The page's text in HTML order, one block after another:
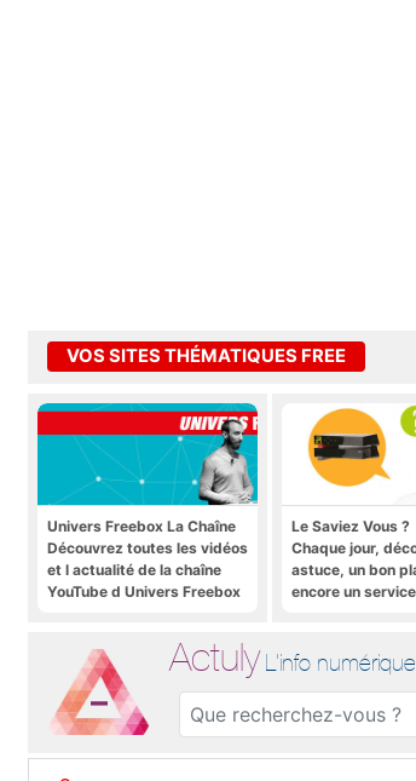
VOS SITES THÉMATIQUES FREE
Univers Freebox La Chaîne
Découvrez toutes les vidéos
et l actualité de la chaîne
YouTube d Univers Freebox
Le Saviez Vous ?
Chaque jour,
astuce, un bon
encore un
Actuly L'info numérique